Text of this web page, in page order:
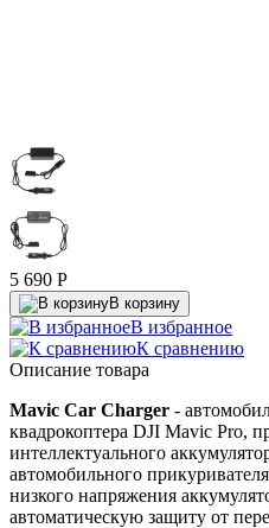
5 690 P
В корзину
В избранное
К сравнению
Описание товара
Mavic Car Charger -
квадрокоптера DJI Mavic Pro,
интеллектуального
автомобильного
низкого напряжения
автоматическую защиту от